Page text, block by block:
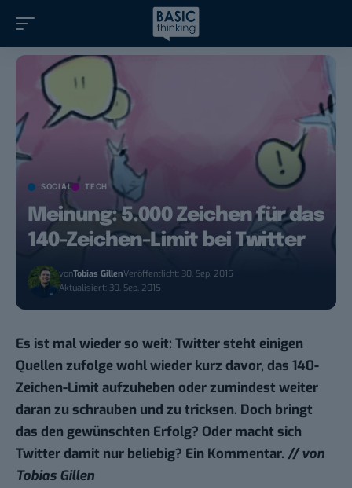
SOCIAL TECH
Meinung: 5.000 Zeichen für das
140-Zeichen-Limit bei Twitter
vonTobias GillenVeröffentlicht: 30. Sep. 2015
Aktualisiert: 30. Sep. 2015
Es ist mal wieder so weit: Twitter steht einigen
Quellen zufolge wohl wieder kurz davor, das 140-
Zeichen-Limit aufzuheben oder zumindest weiter
daran zu schrauben und zu tricksen. Doch bringt
das den gewünschten Erfolg? Oder macht sich
Twitter damit nur beliebig? Ein Kommentar. // von
Tobias Gillen